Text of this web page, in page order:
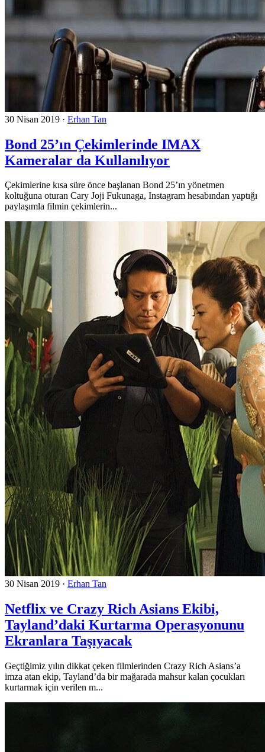
30 Nisan 2019 · Erhan Tan
Bond 25’ın Çekimlerinde IMAX
Kameralar da Kullanılıyor
Çekimlerine kısa süre önce başlanan Bond 25’ın yönetmen
koltuğuna oturan Cary Joji Fukunaga, Instagram hesabından yaptığı
paylaşımla filmin çekimlerin...
30 Nisan 2019 · Erhan Tan
Netflix ve Crazy Rich Asians Ekibi,
Tayland’daki Kurtarma Operasyonunu
Ekranlara Taşıyacak
Geçtiğimiz yılın dikkat çeken filmlerinden Crazy Rich Asians’a
imza atan ekip, Tayland’da bir mağarada mahsur kalan çocukları
kurtarmak için verilen m...